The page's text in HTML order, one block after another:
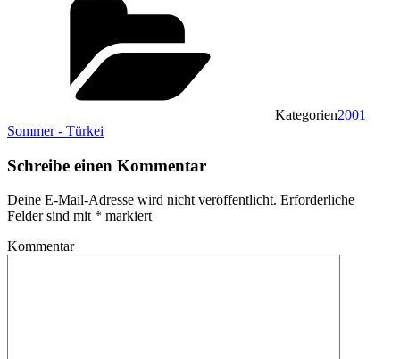
Kategorien2001
Sommer - Türkei
Schreibe einen Kommentar
Deine E-Mail-Adresse wird nicht veröffentlicht. Erforderliche
Felder sind mit * markiert
Kommentar